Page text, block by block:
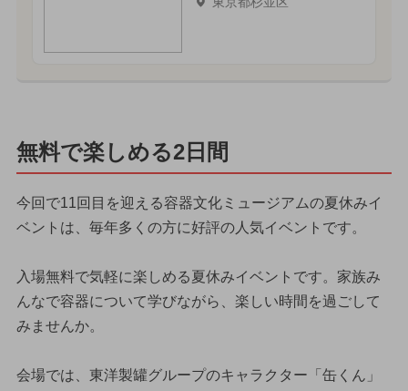
無料で楽しめる2日間
今回で11回目を迎える容器文化ミュージアムの夏休みイ
ベントは、毎年多くの方に好評の人気イベントです。
入場無料で気軽に楽しめる夏休みイベントです。家族み
んなで容器について学びながら、楽しい時間を過ごして
みませんか。
会場では、東洋製罐グループのキャラクター「缶くん」